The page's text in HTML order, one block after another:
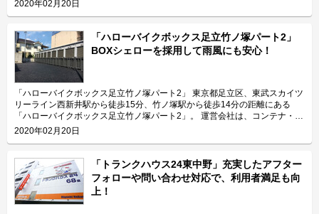
社。 今回は、エリアリンク株式会社が運営している「ハローバイクガレー
ージ北上野」の特長を教えてください。 東京メトロ日比谷線の入谷駅から
徒歩4分、JR山手線の鶯谷駅から徒歩10分の場所に位置する「ハローバイク
ガレージ北上野」。駅近なバイク駐車スペースであり、24時間365日ご利用
頂けます。広さ2.25帖・幅130cm・奥行き270cmのスペースをご用意して
おり、大型バイクの駐車にも対応可能です。また、屋内型トランクルーム
「ハローストレージ北上野」と隣接していてパーツやメンテナンス用品の収
納にご利用頂けます。ツーリングにお出掛する際にも大変便利です。 主に
どんな方がご利用されているのでしょうか？ 主に入谷駅周辺エリアを中心
とした近隣エリアの方々にご利用頂いています。「ハローバイクガレージ北
上野」は鶯谷や上野、稲荷町、田原町などからもアクセス良好なバイク専用
施設なので、近隣エリアのライダーから人気があります。大きめの駐車スペ
ースのため、アメリカンクルーザー、レーサー・スポーツタイプ、ビッグス
クーターなど、高級車や大型車の保管にもご利用頂いております。 セキュ
リティや安全面について教えてください。 「ハローバイクガレージ北上
野」は屋内タイプで雨風を防ぐことができ、また、電動シャッターや防犯カ
メラなどを設置しているためセキュリテイ面もしっかりしているので、盗難
2020年02月20日
「ハローバイクボックス足立竹ノ塚パート2」
BOXシェローを採用して雨風にも安心！
「ハローバイクボックス足立竹ノ塚パート2」 東京都足立区、東武スカイツ
リーライン西新井駅から徒歩15分、竹ノ塚駅から徒歩14分の距離にある
「ハローバイクボックス足立竹ノ塚パート2」。 運営会社は、コンテナ・ス
トレージ業界でトップレベルのシェアを誇り、東証マザーズにも上場してい
るエリアリンク株式会社です。 今回は、エリアリンク株式会社が運営して
ご紹介致します。 「ハローバイクボックス足立竹ノ塚パート2」の特長を教
えてください。 ボックスタイプの「ハローバイクボックス足立竹ノ塚パー
ト2」は、国道4号線から車でアクセスしやすい立地にある施設です。 広さ2
帖・幅110cm・奥行き252cm・高さ197cmのバイクボックスが17室ご用意
しており、24時間365日自由にご利用頂けます。 エリアリンク株式会社の
2020年02月20日
「トランクハウス24東中野」充実したアフター
フォローや問い合わせ対応で、利用者満足も向
上！